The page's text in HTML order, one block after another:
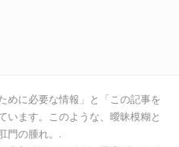
めに必要な情報」と「この記事を
います。このような、曖昧模糊と
門の腫れ。.